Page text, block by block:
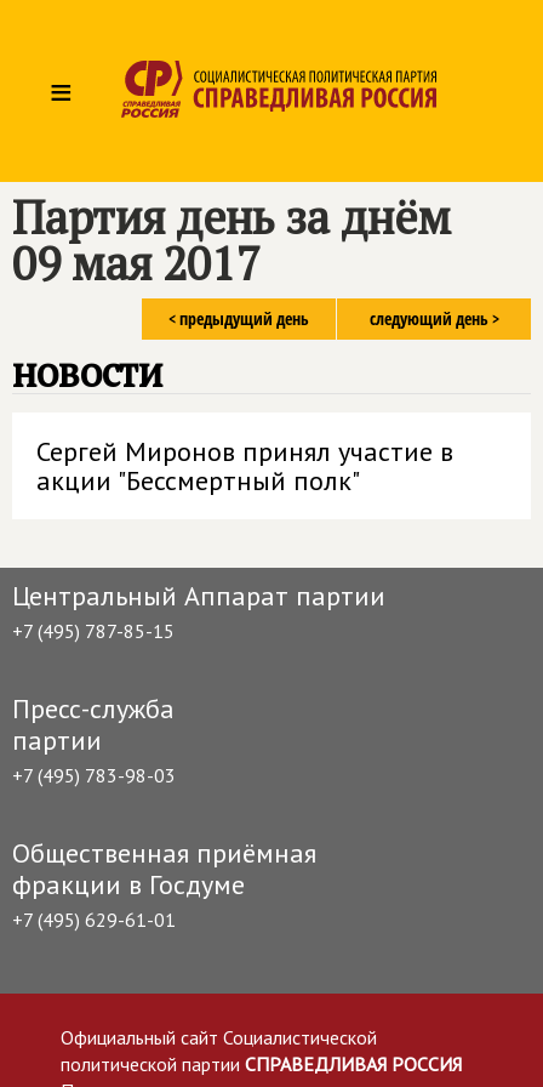
≡
Партия день за днём
09 мая 2017
следующий день >
< предыдущий день
новости
Сергей Миронов принял участие в
акции "Бессмертный полк"
Центральный Аппарат партии
+7 (495) 787-85-15
Пресс-служба
партии
+7 (495) 783-98-03
Общественная приёмная
фракции в Госдуме
+7 (495) 629-61-01
Официальный сайт Социалистической
политической партии СПРАВЕДЛИВАЯ РОССИЯ